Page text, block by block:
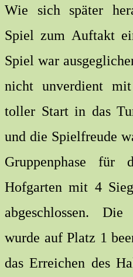
Wie sich später
Spiel zum Auftakt
Spiel war
nicht unverdient
toller Start in das
und die Spielfreude
Gruppenphase für
Hofgarten mit 4
abgeschlossen.
wurde auf Platz 1
das Erreichen des